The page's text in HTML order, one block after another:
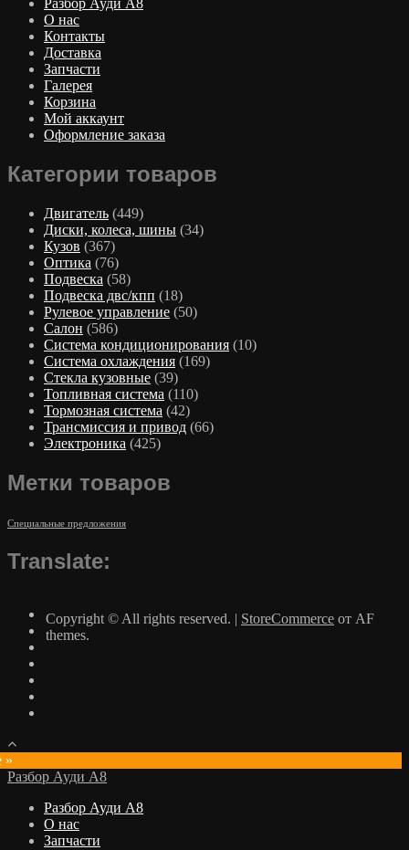
Разбор Ауди А8
О нас
Контакты
Доставка
Запчасти
Галерея
Корзина
Мой аккаунт
Оформление заказа
Категории товаров
Двигатель (449)
Диски, колеса, шины (34)
Кузов (367)
Оптика (76)
Подвеска (58)
Подвеска двс/кпп (18)
Рулевое управление (50)
Салон (586)
Система кондиционирования (10)
Система охлаждения (169)
Стекла кузовные (39)
Топливная система (110)
Тормозная система (42)
Трансмиссия и привод (66)
Электроника (425)
Метки товаров
Специальные предложения
Translate:
Copyright © All rights reserved. | StoreCommerce от AF
themes.
»
Разбор Ауди А8
Разбор Ауди А8
О нас
Запчасти